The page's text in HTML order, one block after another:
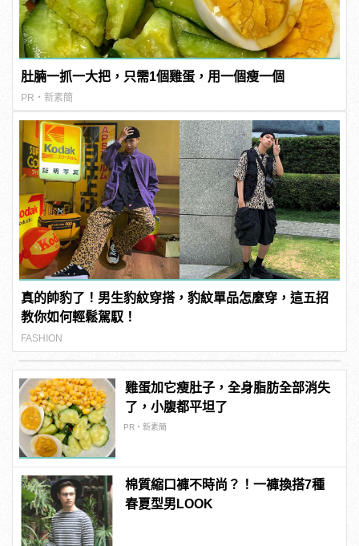
肚腩一抓一大把，只需1個雞蛋，用一個瘦一個
PR・新素簡
真的帥豹了！男生豹紋穿搭，豹紋單品怎麼穿，這五招
教你如何輕鬆駕馭！
FASHION
雞蛋加它瘦肚子，全身脂肪全部消失
了，小腹都平坦了
PR・新素簡
棉質縮口褲不時尚？！一褲換搭7種
春夏型男LOOK